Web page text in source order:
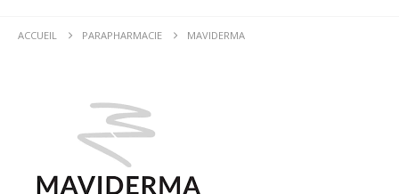
ACCUEIL PARAPHARMACIE MAVIDERMA